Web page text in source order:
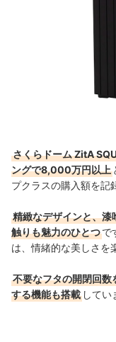
さくらドーム ZitA
ングで8,000万円以上
プクラスの購入額を記
精緻なデザインと、漆
触りも魅力のひとつで
は、情緒的な美しさを
不要なフタの開閉回数
する機能も搭載 してい